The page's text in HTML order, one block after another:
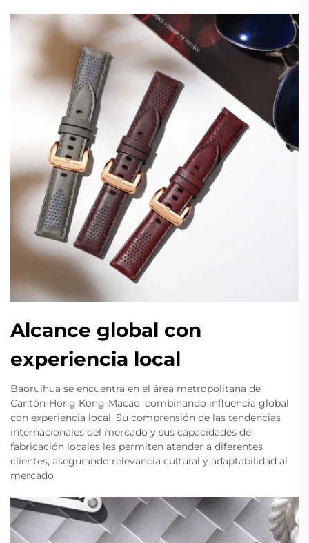
Alcance global con
experiencia local
Baoruihua se encuentra en el área metropolitana de
Cantón-Hong Kong-Macao, combinando influencia global
con experiencia local. Su comprensión de las tendencias
internacionales del mercado y sus capacidades de
fabricación locales les permiten atender a diferentes
clientes, asegurando relevancia cultural y adaptabilidad al
mercado